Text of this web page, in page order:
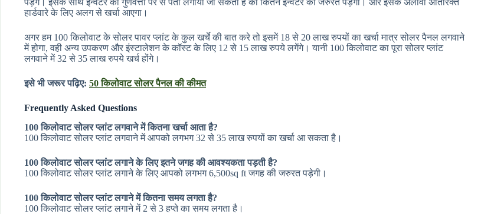
पड़ेंगे। इसके साथ इन्वर्टर की गुणवत्ता पर से पता लगाया जा सकता है की कितने इन्वर्टर की जरुरत पड़ेगी। और इसके अलावा अतिरिक्त
हार्डवारे के लिए अलग से खर्चा आएगा।
अगर हम 100 किलोवाट के सोलर पावर प्लांट के कुल खर्चे की बात करे तो इसमें 18 से 20 लाख रुपयों का खर्चा मात्र सोलर पैनल लगवाने
में होगा, वही अन्य उपकरण और इंस्टालेशन के कॉस्ट के लिए 12 से 15 लाख रुपये लगेंगे। यानी 100 किलोवाट का पूरा सोलर प्लांट
लगवाने में 32 से 35 लाख रुपये खर्च होंगे।
इसे भी जरूर पढ़िए: 50 किलोवाट सोलर पैनल की कीमत
Frequently Asked Questions
100 किलोवाट सोलर प्लांट लगवाने में कितना खर्चा आता है?
100 किलोवाट सोलर प्लांट लगवाने में आपको लगभग 32 से 35 लाख रुपयों का खर्चा आ सकता है।
100 किलोवाट सोलर प्लांट लगाने के लिए इतने जगह की आवश्यकता पड़ती है?
100 किलोवाट सोलर प्लांट लगाने के लिए आपको लगभग 6,500sq ft जगह की जरुरत पड़ेगी।
100 किलोवाट सोलर प्लांट लगाने में कितना समय लगता है?
100 किलोवाट सोलर प्लांट लगाने में 2 से 3 हप्ते का समय लगता है।